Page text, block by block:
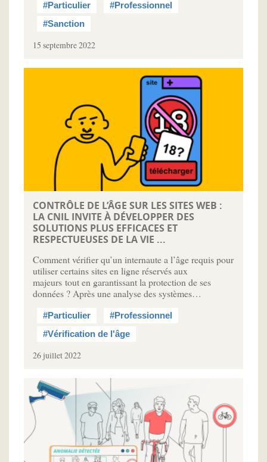
#Particulier
#Professionnel
#Sanction
15 septembre 2022
CONTRÔLE DE L’ÂGE SUR LES SITES WEB :
LA CNIL INVITE À DÉVELOPPER DES
SOLUTIONS PLUS EFFICACES ET
RESPECTUEUSES DE LA VIE ...
Comment vérifier qu’un internaute a l’âge requis pour
utiliser certains sites en ligne réservés aux
majeurs tout en garantissant la protection de ses
données ? Après une analyse des systèmes…
#Particulier
#Professionnel
#Vérification de l'âge
26 juillet 2022